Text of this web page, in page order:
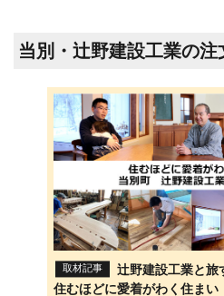
当別・辻野建設工業の注
取材記事
辻野建設工業と旅
住むほどに愛着がわく住まい